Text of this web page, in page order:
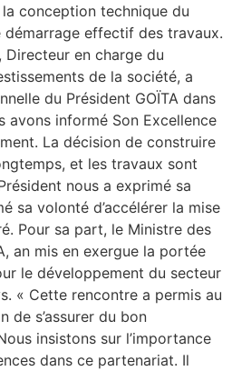
conception technique du
effectif des travaux.
Directeur en charge du
de la société, a
du Président GOÏTA dans
avons informé Son Excellence
La décision de construire
et les travaux sont
nous a exprimé sa
sa volonté d’accélérer la mise
Pour sa part, le Ministre des
an mis en exergue la portée
le développement du secteur
« Cette rencontre a permis au
de s’assurer du bon
insistons sur l’importance
dans ce partenariat. Il